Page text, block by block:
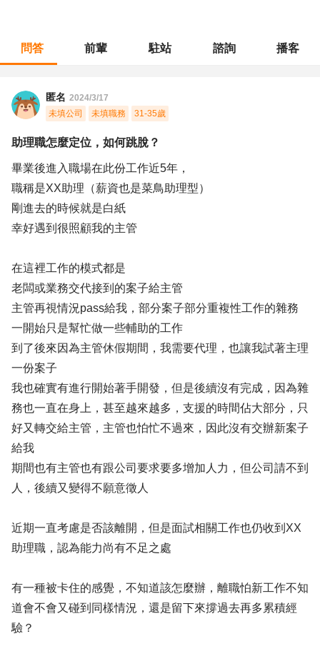
問答 前輩 駐站 諮詢 播客
匿名 2024/3/17
未填公司
未填職務 31-35歲
助理職怎麼定位，如何跳脫？
畢業後進入職場在此份工作近5年，
職稱是XX助理（薪資也是菜鳥助理型）
剛進去的時候就是白紙
幸好遇到很照顧我的主管
在這裡工作的模式都是
老闆或業務交代接到的案子給主管
主管再視情況pass給我，部分案子部分重複性工作的雜務
一開始只是幫忙做一些輔助的工作
到了後來因為主管休假期間，我需要代理，也讓我試著主理
一份案子
我也確實有進行開始著手開發，但是後續沒有完成，因為雜
務也一直在身上，甚至越來越多，支援的時間佔大部分，只
好又轉交給主管，主管也怕忙不過來，因此沒有交辦新案子
給我
期間也有主管也有跟公司要求要多增加人力，但公司請不到
人，後續又變得不願意徵人
近期一直考慮是否該離開，但是面試相關工作也仍收到XX
助理職，認為能力尚有不足之處
有一種被卡住的感覺，不知道該怎麼辦，離職怕新工作不知
道會不會又碰到同樣情況，還是留下來撐過去再多累積經
驗？